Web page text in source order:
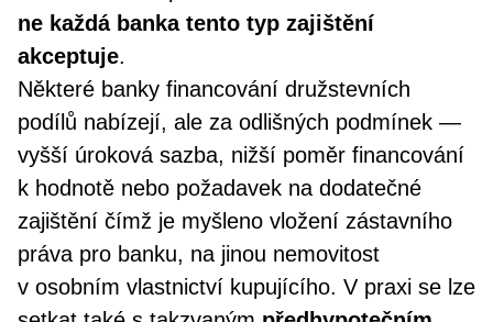
ne každá banka tento typ zajištění
akceptuje.
Některé banky financování družstevních
podílů nabízejí, ale za odlišných podmínek —
vyšší úroková sazba, nižší poměr financování
k hodnotě nebo požadavek na dodatečné
zajištění čímž je myšleno vložení zástavního
práva pro banku, na jinou nemovitost
v osobním vlastnictví kupujícího. V praxi se lze